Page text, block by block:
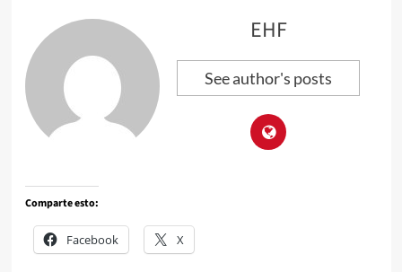
EHF
See author's posts
Comparte esto:
Facebook X